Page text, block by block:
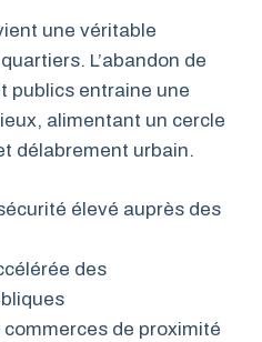
une véritable
L’abandon de
publics entraine une
alimentant un cercle
délabrement urbain.
élevé auprès des
des
de proximité